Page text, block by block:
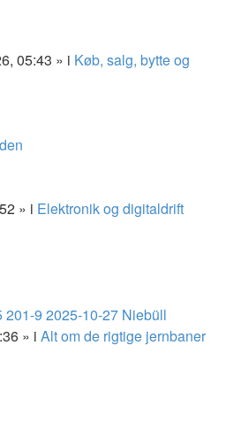
05:43 » i Køb, salg, bytte og
» i Elektronik og digitaldrift
9 2025-10-27 Niebüll
» i Alt om de rigtige jernbaner